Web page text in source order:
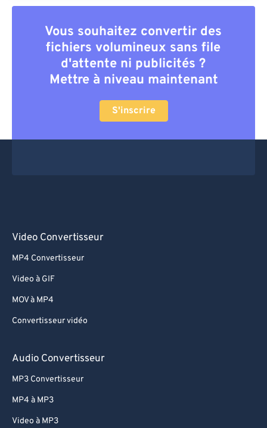
Vous souhaitez convertir des
fichiers volumineux sans file
d'attente ni publicités ?
Mettre à niveau maintenant
S'inscrire
Video Convertisseur
MP4 Convertisseur
Video à GIF
MOV à MP4
Convertisseur vidéo
Audio Convertisseur
MP3 Convertisseur
MP4 à MP3
Video à MP3